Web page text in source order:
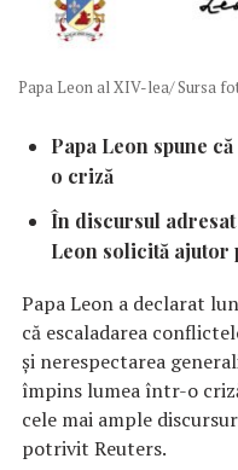
Papa Leon al XIV-lea/ Sursa
Papa Leon spune
o criză
În discursul
Leon solicită
Papa Leon a declarat
că escaladarea
și nerespectarea
împins lumea într-o
cele mai ample
potrivit Reuters.